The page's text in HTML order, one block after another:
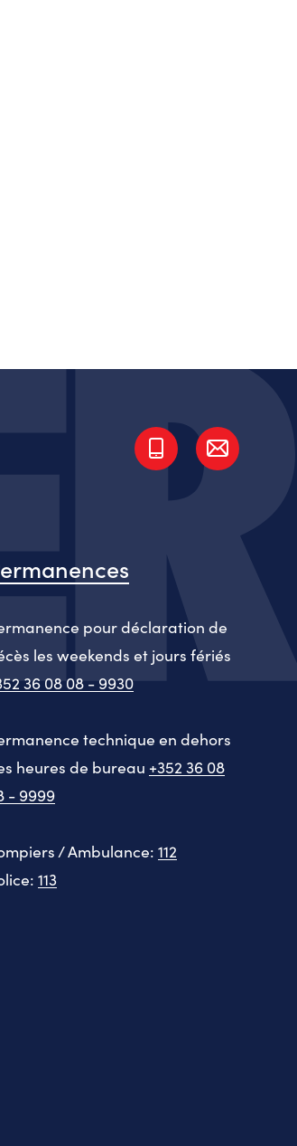
pour déclaration de
les weekends et jours fériés
36 08 08 - 9930
technique en dehors
heures de bureau +352 36 08
- 9999
/ Ambulance:112
113